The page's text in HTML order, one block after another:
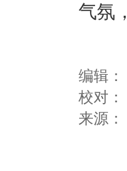
气氛
编辑：
校对